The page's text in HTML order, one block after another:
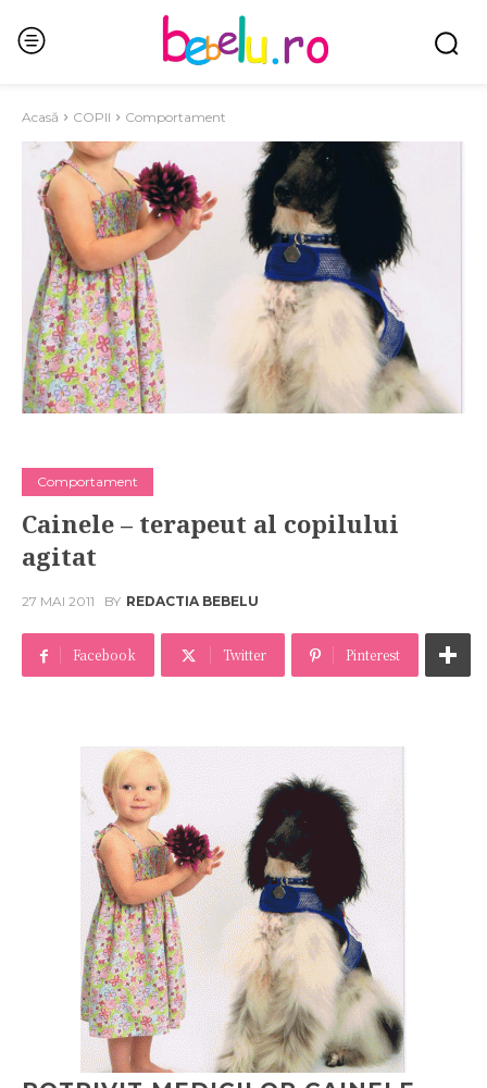
Acasă COPII Comportament
Comportament
Cainele – terapeut al copilului
agitat
27 MAI 2011 BY REDACTIA BEBELU
Facebook Twitter Pinterest